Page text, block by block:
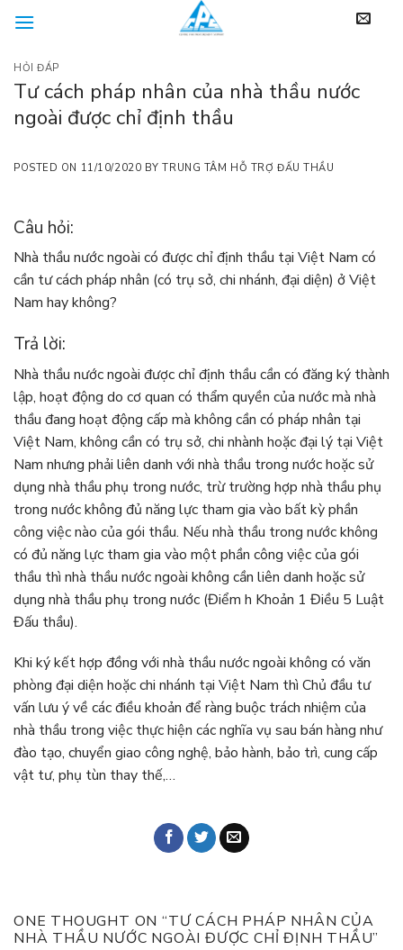
HỎI ĐÁP
Tư cách pháp nhân của nhà thầu nước
ngoài được chỉ định thầu
POSTED ON 11/10/2020 BYTRUNG TÂM HỖ TRỢ ĐẤU THẦU
Câu hỏi:
Nhà thầu nước ngoài có được chỉ định thầu tại Việt Nam có
cần tư cách pháp nhân (có trụ sở, chi nhánh, đại diện) ở Việt
Nam hay không?
Trả lời:
Nhà thầu nước ngoài được chỉ định thầu cần có đăng ký thành
lập, hoạt động do cơ quan có thẩm quyền của nước mà nhà
thầu đang hoạt động cấp mà không cần có pháp nhân tại
Việt Nam, không cần có trụ sở, chi nhành hoặc đại lý tại Việt
Nam nhưng phải liên danh với nhà thầu trong nước hoặc sử
dụng nhà thầu phụ trong nước, trừ trường hợp nhà thầu phụ
trong nước không đủ năng lực tham gia vào bất kỳ phần
công việc nào của gói thầu. Nếu nhà thầu trong nước không
có đủ năng lực tham gia vào một phần công việc của gói
thầu thì nhà thầu nước ngoài không cần liên danh hoặc sử
dụng nhà thầu phụ trong nước (Điểm h Khoản 1 Điều 5 Luật
Đấu thầu).
Khi ký kết hợp đồng với nhà thầu nước ngoài không có văn
phòng đại diện hoặc chi nhánh tại Việt Nam thì Chủ đầu tư
vấn lưu ý về các điều khoản để ràng buộc trách nhiệm của
nhà thầu trong việc thực hiện các nghĩa vụ sau bán hàng như
đào tạo, chuyển giao công nghệ, bảo hành, bảo trì, cung cấp
vật tư, phụ tùn thay thế,…
ONE THOUGHT ON “TƯ CÁCH PHÁP NHÂN CỦA
NHÀ THẦU NƯỚC NGOÀI ĐƯỢC CHỈ ĐỊNH THẦU”